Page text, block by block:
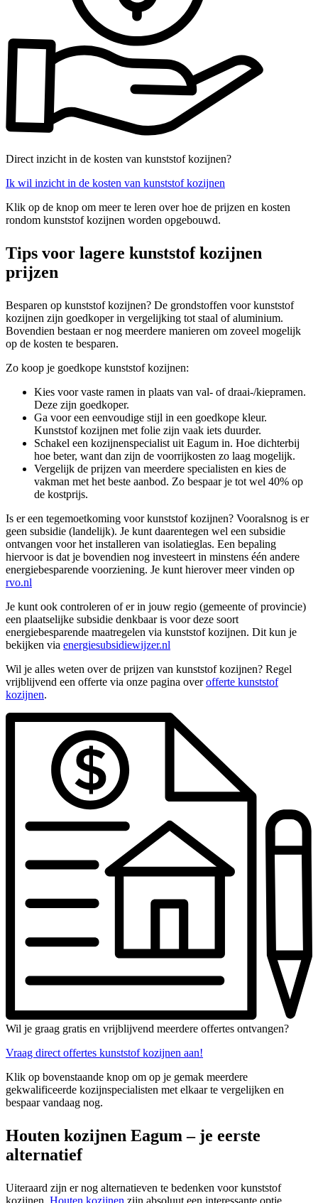
Direct inzicht in de kosten van kunststof kozijnen?
Ik wil inzicht in de kosten van kunststof kozijnen
Klik op de knop om meer te leren over hoe de prijzen en kosten
rondom kunststof kozijnen worden opgebouwd.
Tips voor lagere kunststof kozijnen
prijzen
Besparen op kunststof kozijnen? De grondstoffen voor kunststof
kozijnen zijn goedkoper in vergelijking tot staal of aluminium.
Bovendien bestaan er nog meerdere manieren om zoveel mogelijk
op de kosten te besparen.
Zo koop je goedkope kunststof kozijnen:
Kies voor vaste ramen in plaats van val- of draai-/kiepramen.
Deze zijn goedkoper.
Ga voor een eenvoudige stijl in een goedkope kleur.
Kunststof kozijnen met folie zijn vaak iets duurder.
Schakel een kozijnenspecialist uit Eagum in. Hoe dichterbij
hoe beter, want dan zijn de voorrijkosten zo laag mogelijk.
Vergelijk de prijzen van meerdere specialisten en kies de
vakman met het beste aanbod. Zo bespaar je tot wel 40% op
de kostprijs.
Is er een tegemoetkoming voor kunststof kozijnen? Vooralsnog is er
geen subsidie (landelijk). Je kunt daarentegen wel een subsidie
ontvangen voor het installeren van isolatieglas. Een bepaling
hiervoor is dat je bovendien nog investeert in minstens één andere
energiebesparende voorziening. Je kunt hierover meer vinden op
rvo.nl
Je kunt ook controleren of er in jouw regio (gemeente of provincie)
een plaatselijke subsidie denkbaar is voor deze soort
energiebesparende maatregelen via kunststof kozijnen. Dit kun je
bekijken via energiesubsidiewijzer.nl
Wil je alles weten over de prijzen van kunststof kozijnen? Regel
vrijblijvend een offerte via onze pagina overofferte kunststof
kozijnen.
Wil je graag gratis en vrijblijvend meerdere offertes ontvangen?
Vraag direct offertes kunststof kozijnen aan!
Klik op bovenstaande knop om op je gemak meerdere
gekwalificeerde kozijnspecialisten met elkaar te vergelijken en
bespaar vandaag nog.
Houten kozijnen Eagum – je eerste
alternatief
Uiteraard zijn er nog alternatieven te bedenken voor kunststof
kozijnen. Houten kozijnen zijn absoluut een interessante optie.